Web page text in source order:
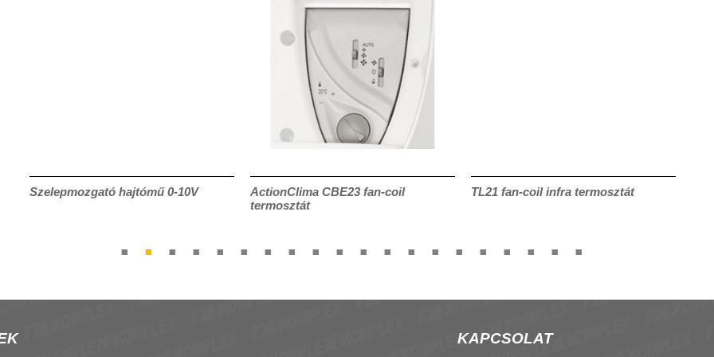
Szelepmozgató hajtómű 0-10V
ActionClima CBE23 fan-coil
termosztát
TL21 fan-coil infra termosztát
KAPCSOLAT